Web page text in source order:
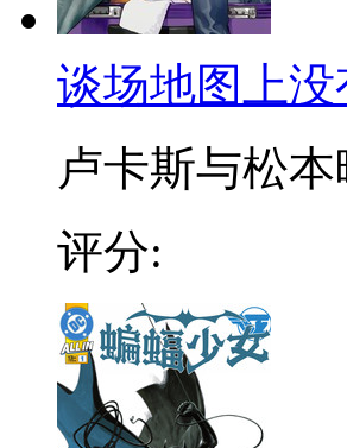
谈场地图上
卢卡斯与松
评分: